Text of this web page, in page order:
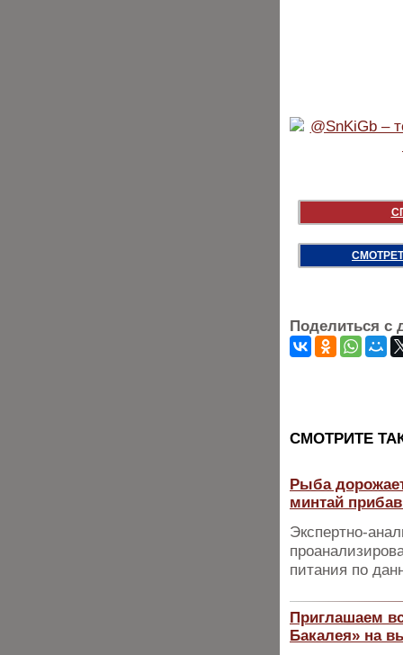
Поделиться с
CМОТРИТЕ
Рыба
минтай
Экспертно-
питания по
Приглашаем
Бакалея» на